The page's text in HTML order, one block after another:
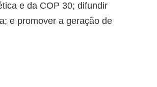
e da COP 30; difundir
e promover a geração de